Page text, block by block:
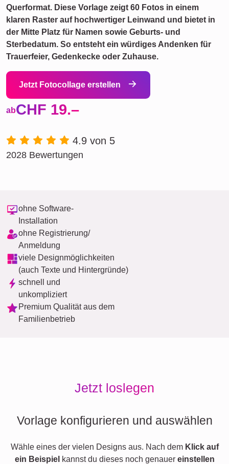
Querformat. Diese Vorlage zeigt 60 Fotos in einem
klaren Raster auf hochwertiger Leinwand und bietet in
der Mitte Platz für Namen sowie Geburts- und
Sterbedatum. So entsteht ein würdiges Andenken für
Trauerfeier, Gedenkecke oder Zuhause.
Jetzt Fotocollage erstellen
abCHF 19.–
4.9 von 5
2028 Bewertungen
ohne Software-
Installation
ohne Registrierung/
Anmeldung
viele Designmöglichkeiten
(auch Texte und Hintergründe)
schnell und
unkompliziert
Premium Qualität aus dem
Familienbetrieb
Jetzt loslegen
Vorlage konfigurieren und auswählen
Wähle eines der vielen Designs aus. Nach dem Klick auf
ein Beispiel kannst du dieses noch genauer einstellen